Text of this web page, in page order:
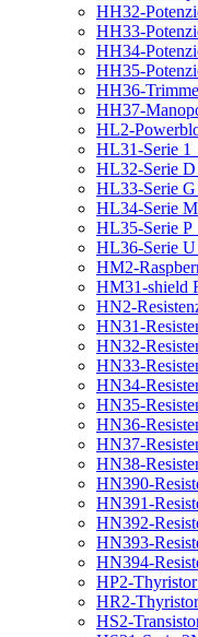
HH32-
HH33-
HH34-
HH35-
HH36-
HH37-
HL2-
HL31-Serie
HL32-Serie
HL33-Serie
HL34-Serie
HL35-Serie
HL36-Serie
HM2-
HM31-shield
HN2-
HN31-
HN32-
HN33-
HN34-
HN35-
HN36-
HN37-
HN38-
HN390-
HN391-
HN392-
HN393-
HN394-
HP2-
HR2-
HS2-